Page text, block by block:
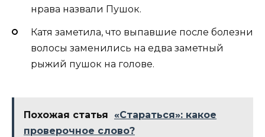
нрава назвали Пушок.
Катя заметила, что выпавшие после болезни
волосы заменились на едва заметный
рыжий пушок на голове.
Похожая статья
«Cтараться»: какое
проверочное слово?